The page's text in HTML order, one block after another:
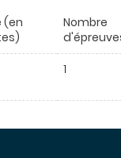
(en
Nombre
1